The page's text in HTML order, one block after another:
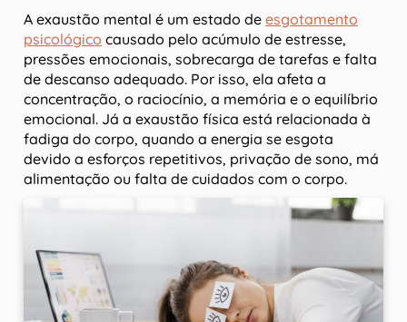
A exaustão mental é um estado de esgotamento
psicológico causado pelo acúmulo de estresse,
pressões emocionais, sobrecarga de tarefas e falta
de descanso adequado. Por isso, ela afeta a
concentração, o raciocínio, a memória e o equilíbrio
emocional. Já a exaustão física está relacionada à
fadiga do corpo, quando a energia se esgota
devido a esforços repetitivos, privação de sono, má
alimentação ou falta de cuidados com o corpo.